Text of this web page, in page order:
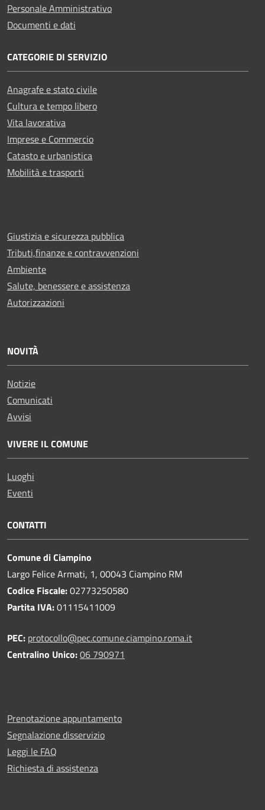
Personale Amministrativo
Documenti e dati
CATEGORIE DI SERVIZIO
Anagrafe e stato civile
Cultura e tempo libero
Vita lavorativa
Imprese e Commercio
Catasto e urbanistica
Mobilità e trasporti
Giustizia e sicurezza pubblica
Tributi,finanze e contravvenzioni
Ambiente
Salute, benessere e assistenza
Autorizzazioni
NOVITÀ
Notizie
Comunicati
Avvisi
VIVERE IL COMUNE
Luoghi
Eventi
CONTATTI
Comune di Ciampino
Largo Felice Armati, 1, 00043 Ciampino RM
Codice Fiscale:02773250580
Partita IVA:01115411009
PEC: protocollo@pec.comune.ciampino.roma.it
Centralino Unico:06 790971
Prenotazione appuntamento
Segnalazione disservizio
Leggi le FAQ
Richiesta di assistenza